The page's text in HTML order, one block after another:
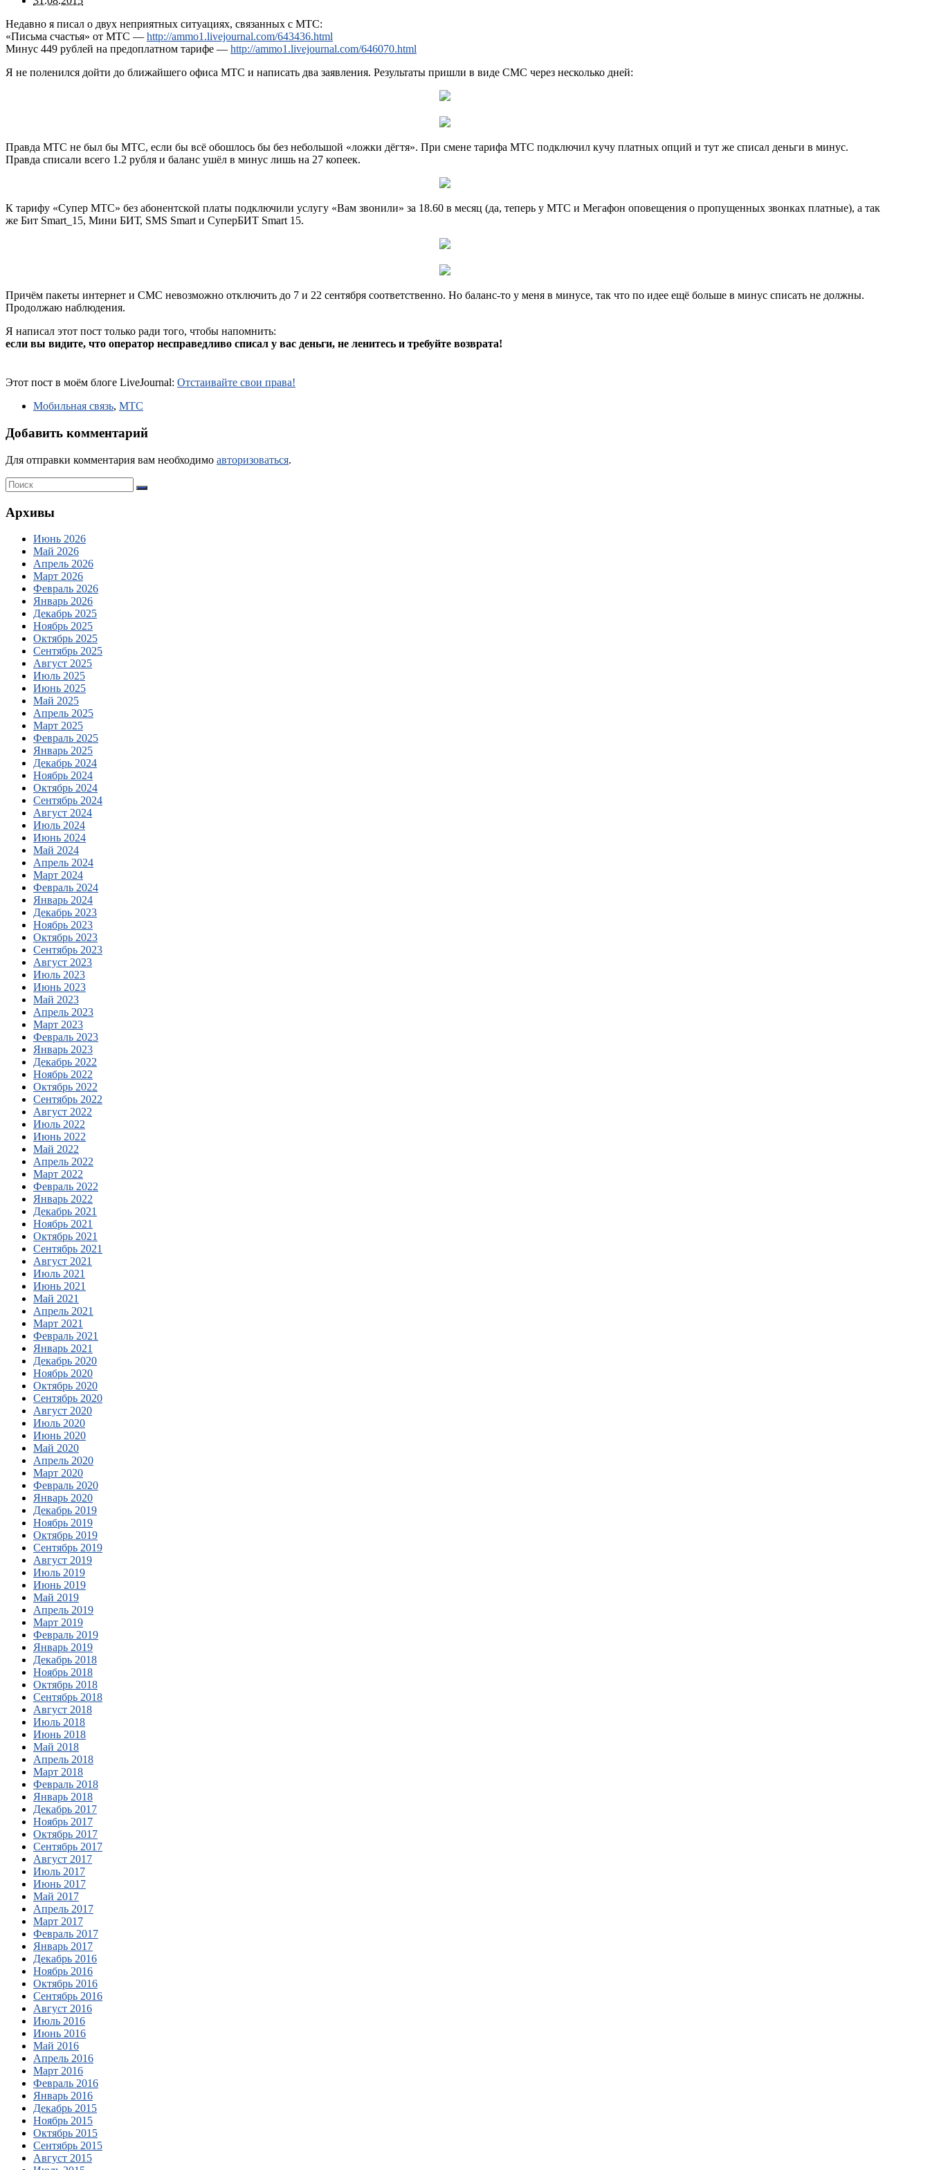
Недавно я писал о двух неприятных ситуациях, связанных с МТС:
«Письма счастья» от МТС — http://ammo1.livejournal.com/643436.html
Минус 449 рублей на предоплатном тарифе — http://ammo1.livejournal.com/646070.html
Я не поленился дойти до ближайшего офиса МТС и написать два заявления. Результаты пришли в виде СМС через несколько дней:
Правда МТС не был бы МТС, если бы всё обошлось бы без небольшой «ложки дёгтя». При смене тарифа МТС подключил кучу платных опций и тут же списал деньги в минус.
Правда списали всего 1.2 рубля и баланс ушёл в минус лишь на 27 копеек.
К тарифу «Супер МТС» без абонентской платы подключили услугу «Вам звонили» за 18.60 в месяц (да, теперь у МТС и Мегафон оповещения о пропущенных звонках платные), а так
же Бит Smart_15, Мини БИТ, SMS Smart и СуперБИТ Smart 15.
Причём пакеты интернет и СМС невозможно отключить до 7 и 22 сентября соответственно. Но баланс-то у меня в минусе, так что по идее ещё больше в минус списать не должны.
Продолжаю наблюдения.
Я написал этот пост только ради того, чтобы напомнить:
если вы видите, что оператор несправедливо списал у вас деньги, не ленитесь и требуйте возврата!
Этот пост в моём блоге LiveJournal: Отстаивайте свои права!
Мобильная связь, МТС
Добавить комментарий
Для отправки комментария вам необходимо авторизоваться.
Архивы
Июнь 2026
Май 2026
Апрель 2026
Март 2026
Февраль 2026
Январь 2026
Декабрь 2025
Ноябрь 2025
Октябрь 2025
Сентябрь 2025
Август 2025
Июль 2025
Июнь 2025
Май 2025
Апрель 2025
Март 2025
Февраль 2025
Январь 2025
Декабрь 2024
Ноябрь 2024
Октябрь 2024
Сентябрь 2024
Август 2024
Июль 2024
Июнь 2024
Май 2024
Апрель 2024
Март 2024
Февраль 2024
Январь 2024
Декабрь 2023
Ноябрь 2023
Октябрь 2023
Сентябрь 2023
Август 2023
Июль 2023
Июнь 2023
Май 2023
Апрель 2023
Март 2023
Февраль 2023
Январь 2023
Декабрь 2022
Ноябрь 2022
Октябрь 2022
Сентябрь 2022
Август 2022
Июль 2022
Июнь 2022
Май 2022
Апрель 2022
Март 2022
Февраль 2022
Январь 2022
Декабрь 2021
Ноябрь 2021
Октябрь 2021
Сентябрь 2021
Август 2021
Июль 2021
Июнь 2021
Май 2021
Апрель 2021
Март 2021
Февраль 2021
Январь 2021
Декабрь 2020
Ноябрь 2020
Октябрь 2020
Сентябрь 2020
Август 2020
Июль 2020
Июнь 2020
Май 2020
Апрель 2020
Март 2020
Февраль 2020
Январь 2020
Декабрь 2019
Ноябрь 2019
Октябрь 2019
Сентябрь 2019
Август 2019
Июль 2019
Июнь 2019
Май 2019
Апрель 2019
Март 2019
Февраль 2019
Январь 2019
Декабрь 2018
Ноябрь 2018
Октябрь 2018
Сентябрь 2018
Август 2018
Июль 2018
Июнь 2018
Май 2018
Апрель 2018
Март 2018
Февраль 2018
Январь 2018
Декабрь 2017
Ноябрь 2017
Октябрь 2017
Сентябрь 2017
Август 2017
Июль 2017
Июнь 2017
Май 2017
Апрель 2017
Март 2017
Февраль 2017
Январь 2017
Декабрь 2016
Ноябрь 2016
Октябрь 2016
Сентябрь 2016
Август 2016
Июль 2016
Июнь 2016
Май 2016
Апрель 2016
Март 2016
Февраль 2016
Январь 2016
Декабрь 2015
Ноябрь 2015
Октябрь 2015
Сентябрь 2015
Август 2015